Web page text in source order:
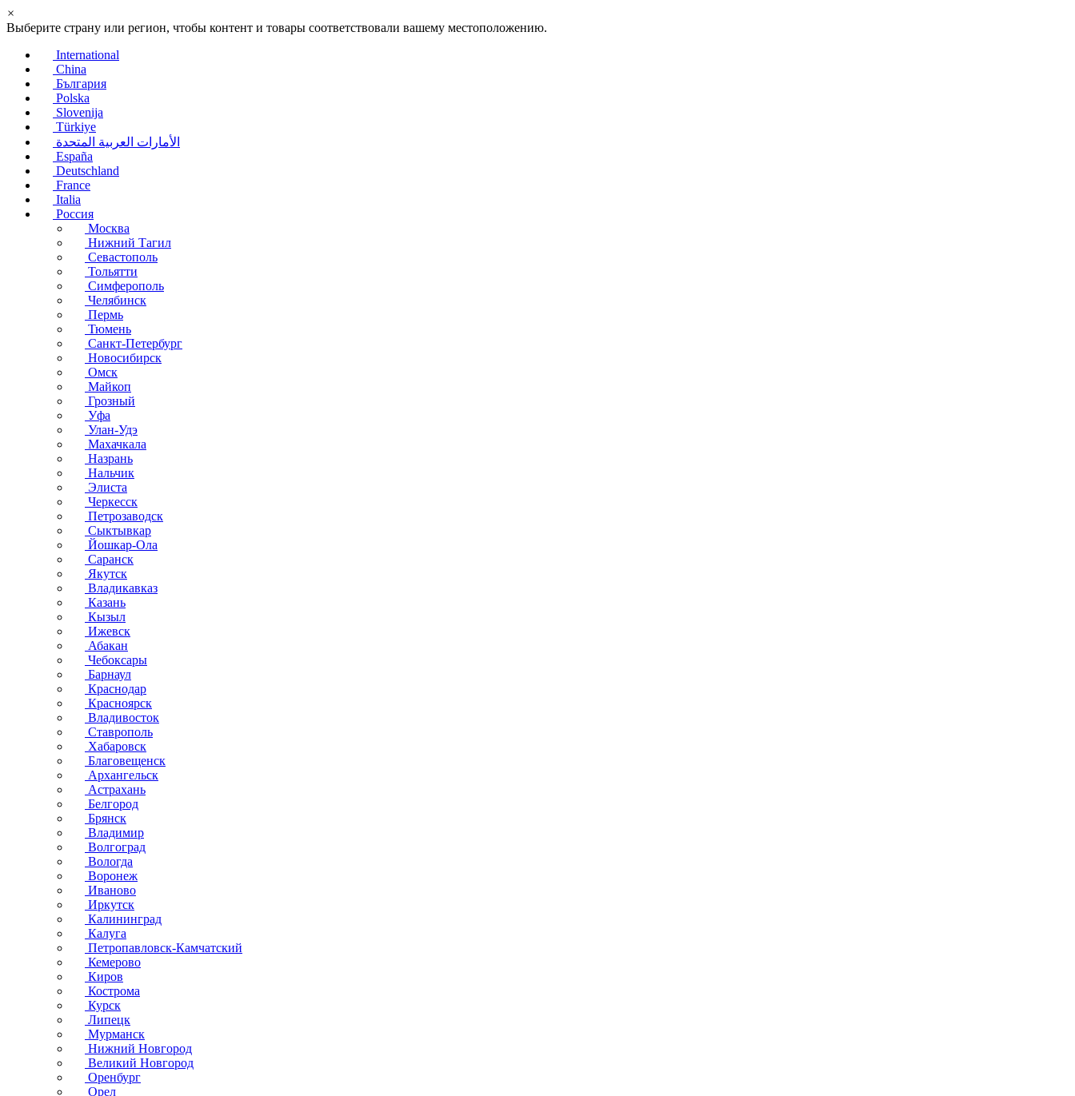
×
Выберите страну или регион, чтобы контент и товары соответствовали вашему местоположению.
International
China
България
Polska
Slovenija
Türkiye
الأمارات العربية المتحدة
España
Deutschland
France
Italia
Россия
Москва
Нижний Тагил
Севастополь
Тольятти
Симферополь
Челябинск
Пермь
Тюмень
Санкт-Петербург
Новосибирск
Омск
Майкоп
Грозный
Уфа
Улан-Удэ
Махачкала
Назрань
Нальчик
Элиста
Черкесск
Петрозаводск
Сыктывкар
Йошкар-Ола
Саранск
Якутск
Владикавказ
Казань
Кызыл
Ижевск
Абакан
Чебоксары
Барнаул
Краснодар
Красноярск
Владивосток
Ставрополь
Хабаровск
Благовещенск
Архангельск
Астрахань
Белгород
Брянск
Владимир
Волгоград
Вологда
Воронеж
Иваново
Иркутск
Калининград
Калуга
Петропавловск-Камчатский
Кемерово
Киров
Кострома
Курск
Липецк
Мурманск
Нижний Новгород
Великий Новгород
Оренбург
Орел